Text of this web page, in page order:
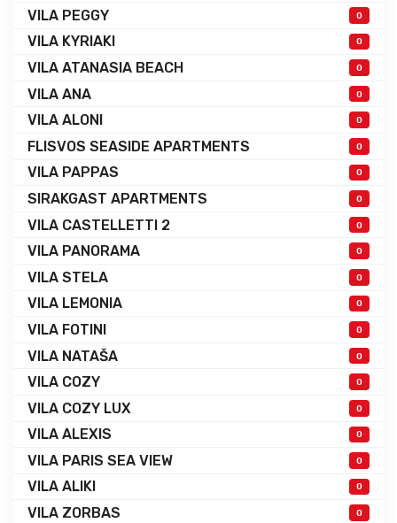
VILA PEGGY 0
VILA KYRIAKI 0
VILA ATANASIA BEACH 0
VILA ANA 0
VILA ALONI 0
FLISVOS SEASIDE APARTMENTS 0
VILA PAPPAS 0
SIRAKGAST APARTMENTS 0
VILA CASTELLETTI 2 0
VILA PANORAMA 0
VILA STELA 0
VILA LEMONIA 0
VILA FOTINI 0
VILA NATAŠA 0
VILA COZY 0
VILA COZY LUX 0
VILA ALEXIS 0
VILA PARIS SEA VIEW 0
VILA ALIKI 0
VILA ZORBAS 0